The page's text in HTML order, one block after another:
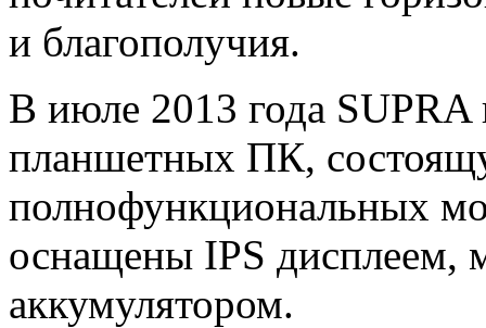
и благополучия.
В июле 2013 года SUPRA
планшетных ПК,
полнофункциональных
оснащены IPS
аккумулятором.